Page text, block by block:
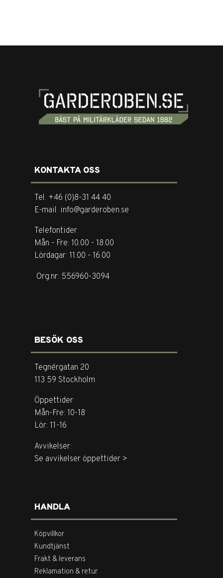
KONTAKTA OSS
Tel. +46 (0)8-31 44 40
E-mail. info@garderoben.se
Telefontider:
Mån - Fre: 10.00 - 18.00
Lördagar: 11.00 - 16.00
Org.nr: 556960-3094
BESÖK OSS
Tegnérgatan 20
113 59 Stockholm
Öppettider:
Mån-Fre: 10-18
Lör: 11-16
Avvikelser:
Se avvikelser öppettider >
HANDLA
Köpvillkor
Kundtjänst
Frakt & leverans
Reklamation & retur